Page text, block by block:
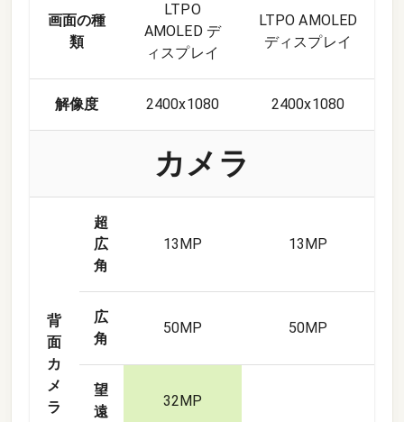
画面の種
類
LTPO
AMOLED デ
ィスプレイ
LTPO AMOLED
ディスプレイ
解像度 2400x1080 2400x1080
カメラ
背
面
カ
メ
ラ
超
広
角
13 MP 13 MP
広
角
50MP 50MP
望
遠
32 MP